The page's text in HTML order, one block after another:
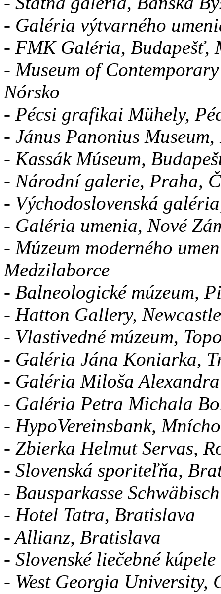
- Galéria výtvarného
- FMK Galéria, Budapešť,
- Museum of
Nórsko
- Pécsi grafikai Mühely,
- Jánus Panonius
- Kassák Múseum,
- Národní galerie, Praha,
- Východoslovenská
- Galéria umenia, Nové
- Múzeum moderného
Medzilaborce
- Balneologické múzeum,
- Hatton Gallery,
- Vlastivedné múzeum,
- Galéria Jána Koniarka,
- Galéria Miloša
- Galéria Petra Michala
- HypoVereinsbank,
- Zbierka Helmut Servas,
- Slovenská sporiteľňa,
- Bausparkasse
- Hotel Tatra, Bratislava
- Allianz, Bratislava
- Slovenské liečebné
- West Georgia University,